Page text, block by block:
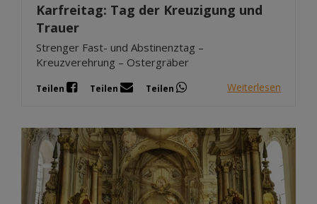
Karfreitag: Tag der Kreuzigung und
Trauer
Strenger Fast- und Abstinenztag –
Kreuzverehrung – Ostergräber
Teilen Teilen Teilen Weiterlesen